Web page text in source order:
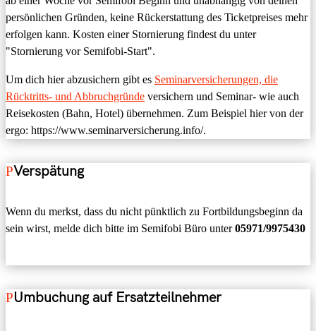
persönlichen Gründen, keine Rückerstattung des Ticketpreises mehr
erfolgen kann. Kosten einer Stornierung findest du unter
"Stornierung vor Semifobi-Start".
Um dich hier abzusichern gibt es Seminarversicherungen, die
Rücktritts- und Abbruchgründe versichern und Seminar- wie auch
Reisekosten (Bahn, Hotel) übernehmen. Zum Beispiel hier von der
ergo: https://www.seminarversicherung.info/.
Verspätung
Wenn du merkst, dass du nicht pünktlich zu Fortbildungsbeginn da
sein wirst, melde dich bitte im Semifobi Büro unter05971/9975430
Umbuchung auf Ersatzteilnehmer